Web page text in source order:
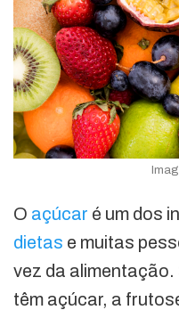
O açúcar é um dos
dietas e muitas
vez da alimentação.
têm açúcar, a